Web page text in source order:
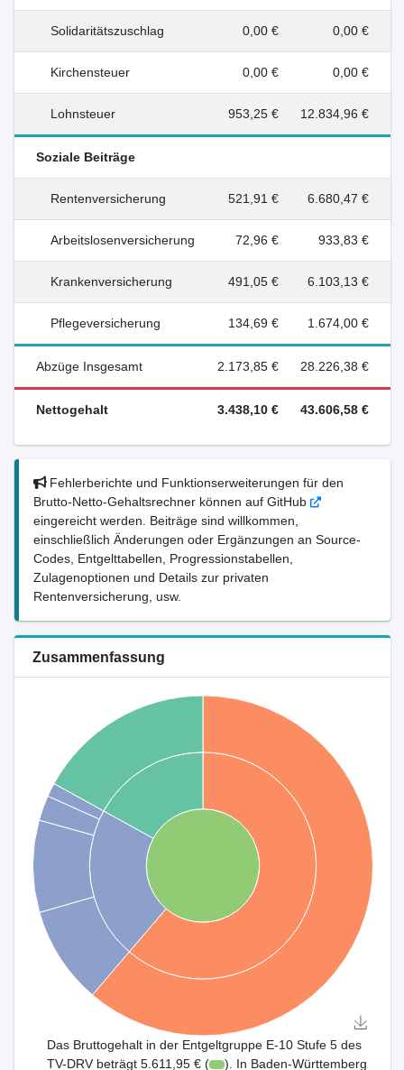
Solidaritätszuschlag 0,00 € 0,00 €
Kirchensteuer 0,00 € 0,00 €
Lohnsteuer 953,25 € 12.834,96 €
Soziale Beiträge
Rentenversicherung 521,91 € 6.680,47 €
Arbeitslosenversicherung 72,96 € 933,83 €
Krankenversicherung 491,05 € 6.103,13 €
Pflegeversicherung 134,69 € 1.674,00 €
Abzüge Insgesamt 2.173,85 € 28.226,38 €
Nettogehalt 3.438,10 € 43.606,58 €
Fehlerberichte und Funktionserweiterungen für den
Brutto-Netto-Gehaltsrechner können auf GitHub
eingereicht werden. Beiträge sind willkommen,
einschließlich Änderungen oder Ergänzungen an Source-
Codes, Entgelttabellen, Progressionstabellen,
Zulagenoptionen und Details zur privaten
Rentenversicherung, usw.
Zusammenfassung
Das Bruttogehalt in der Entgeltgruppe E-10 Stufe 5 des
TV-DRV beträgt 5.611,95 € (
). In Baden-Württemberg